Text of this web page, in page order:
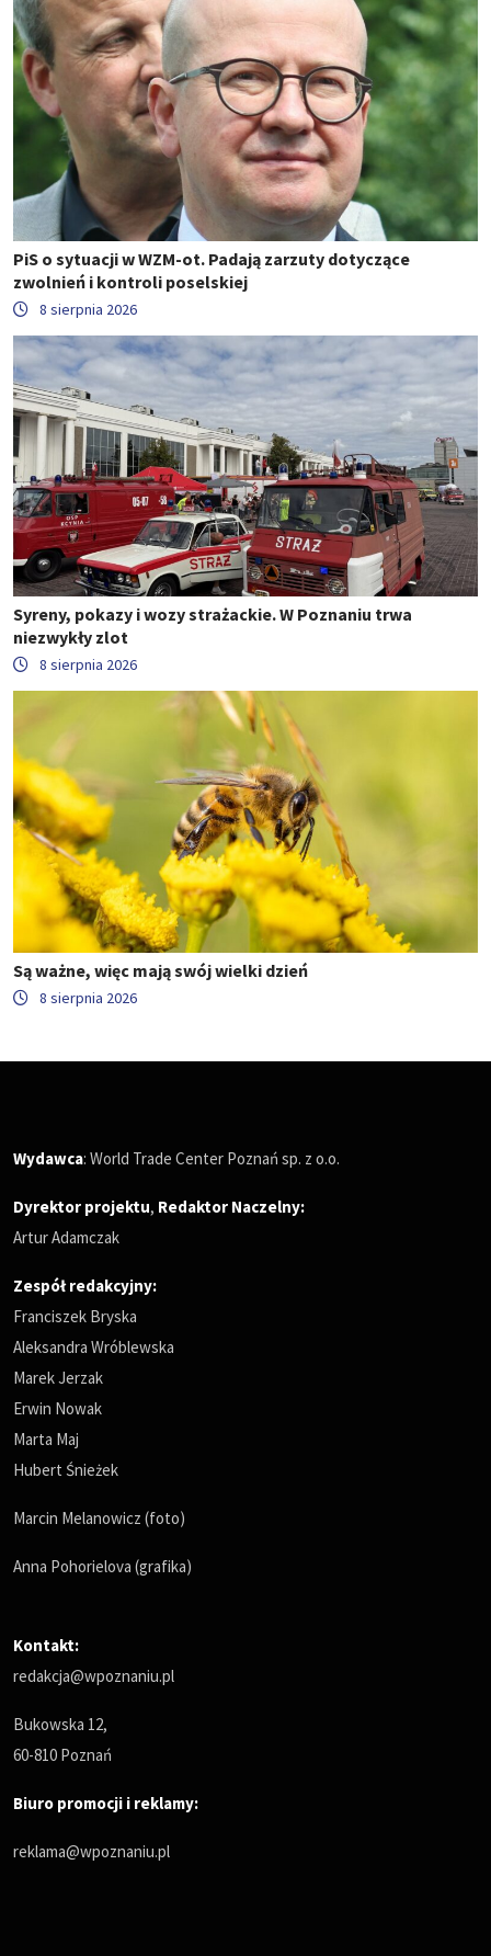
PiS o sytuacji w WZM-ot. Padają zarzuty dotyczące
zwolnień i kontroli poselskiej
8 sierpnia 2026
Syreny, pokazy i wozy strażackie. W Poznaniu trwa
niezwykły zlot
8 sierpnia 2026
Są ważne, więc mają swój wielki dzień
8 sierpnia 2026
Wydawca: World Trade Center Poznań sp. z o.o.
Dyrektor projektu, Redaktor Naczelny:
Artur Adamczak
Zespół redakcyjny:
Franciszek Bryska
Aleksandra Wróblewska
Marek Jerzak
Erwin Nowak
Marta Maj
Hubert Śnieżek
Marcin Melanowicz (foto)
Anna Pohorielova (grafika)
Kontakt:
redakcja@wpoznaniu.pl
Bukowska 12,
60-810 Poznań
Biuro promocji i reklamy:
reklama@wpoznaniu.pl